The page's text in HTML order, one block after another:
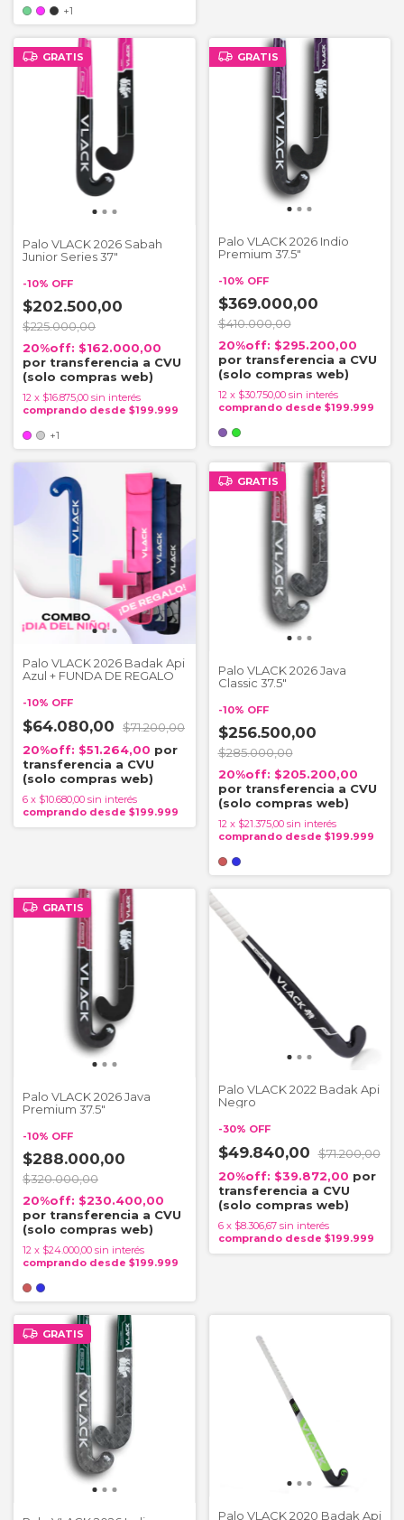
+1
GRATIS
Palo VLACK 2026 Sabah
Junior Series 37"
-10% OFF
$202.500,00
$225.000,00
$162.000,00
12 x $16.875,00 sin interés
+1
GRATIS
Palo VLACK 2026 Indio
Premium 37.5"
-10% OFF
$369.000,00
$410.000,00
$295.200,00
12 x $30.750,00 sin interés
Palo VLACK 2026 Badak Api
Azul + FUNDA DE REGALO
-10% OFF
$64.080,00
$71.200,00
$51.264,00
6 x $10.680,00 sin interés
GRATIS
Palo VLACK 2026 Java
Classic 37.5"
-10% OFF
$256.500,00
$285.000,00
$205.200,00
12 x $21.375,00 sin interés
GRATIS
Palo VLACK 2026 Java
Premium 37.5"
-10% OFF
$288.000,00
$320.000,00
$230.400,00
12 x $24.000,00 sin interés
Palo VLACK 2022 Badak Api
Negro
-30% OFF
$49.840,00 $71.200,00
$39.872,00
6 x $8.306,67 sin interés
GRATIS
Palo VLACK 2020 Badak Api